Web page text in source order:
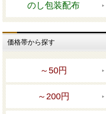
のし包装配布
価格帯から探す
～50円
～200円